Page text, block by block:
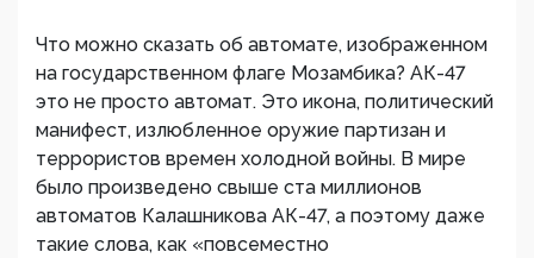
Что можно сказать об автомате, изображенном
на государственном флаге Мозамбика? АК-47
это не просто автомат. Это икона, политический
манифест, излюбленное оружие партизан и
террористов времен холодной войны. В мире
было произведено свыше ста миллионов
автоматов Калашникова АК-47, а поэтому даже
такие слова, как «повсеместно